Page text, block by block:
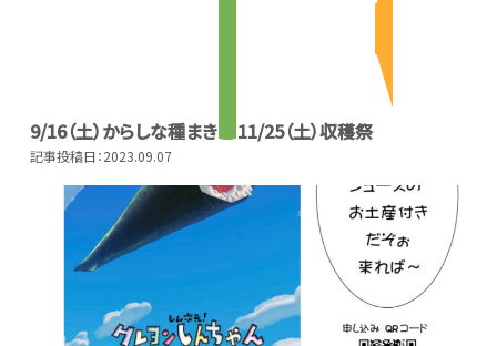
9/16（土）からしな種まき 11/25（土）収穫祭
記事投稿日：2023.09.07